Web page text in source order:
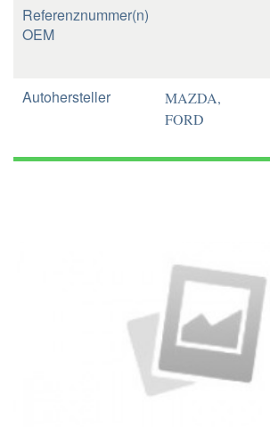
Referenznummer(n)
OEM
Autohersteller
MAZDA,
FORD